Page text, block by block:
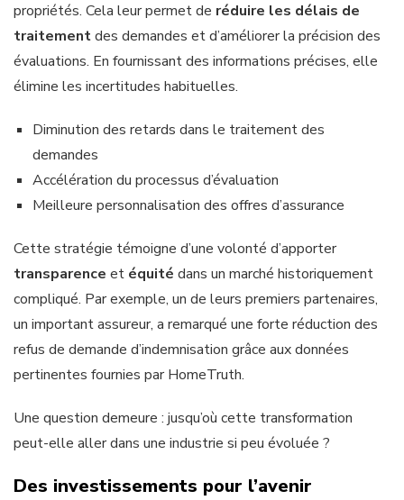
propriétés. Cela leur permet de réduire les délais de
traitementdes demandes et d’améliorer la précision des
évaluations. En fournissant des informations précises, elle
élimine les incertitudes habituelles.
Diminution des retards dans le traitement des
demandes
Accélération du processus d’évaluation
Meilleure personnalisation des offres d’assurance
Cette stratégie témoigne d’une volonté d’apporter
transparence et équité dans un marché historiquement
compliqué. Par exemple, un de leurs premiers partenaires,
un important assureur, a remarqué une forte réduction des
refus de demande d’indemnisation grâce aux données
pertinentes fournies par HomeTruth.
Une question demeure : jusqu’où cette transformation
peut-elle aller dans une industrie si peu évoluée ?
Des investissements pour l’avenir